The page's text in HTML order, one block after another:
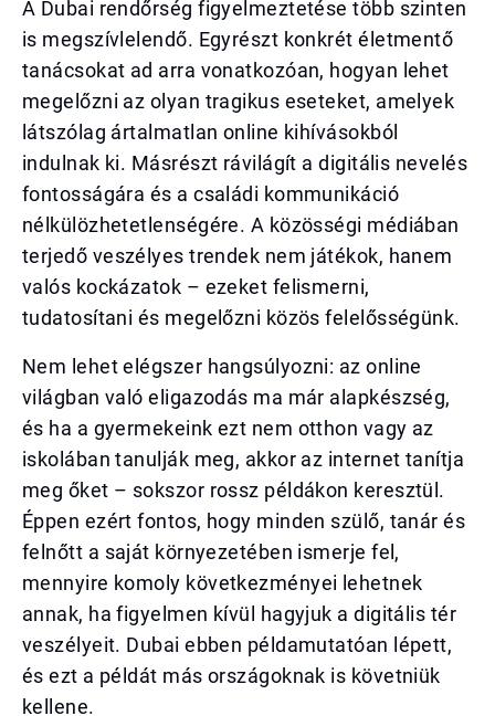
A Dubai rendőrség figyelmeztetése több szinten
is megszívlelendő. Egyrészt konkrét életmentő
tanácsokat ad arra vonatkozóan, hogyan lehet
megelőzni az olyan tragikus eseteket, amelyek
látszólag ártalmatlan online kihívásokból
indulnak ki. Másrészt rávilágít a digitális nevelés
fontosságára és a családi kommunikáció
nélkülözhetetlenségére. A közösségi médiában
terjedő veszélyes trendek nem játékok, hanem
valós kockázatok – ezeket felismerni,
tudatosítani és megelőzni közös felelősségünk.
Nem lehet elégszer hangsúlyozni: az online
világban való eligazodás ma már alapkészség,
és ha a gyermekeink ezt nem otthon vagy az
iskolában tanulják meg, akkor az internet tanítja
meg őket – sokszor rossz példákon keresztül.
Éppen ezért fontos, hogy minden szülő, tanár és
felnőtt a saját környezetében ismerje fel,
mennyire komoly következményei lehetnek
annak, ha figyelmen kívül hagyjuk a digitális tér
veszélyeit. Dubai ebben példamutatóan lépett,
és ezt a példát más országoknak is követniük
kellene.